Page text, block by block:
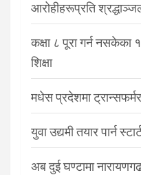
आरोहीहरूप्रति
कक्षा ८ पूरा गर्न नसकेका
शिक्षा
मधेस प्रदेशमा
युवा उद्यमी तयार पार्न
अब दुई घण्टामा